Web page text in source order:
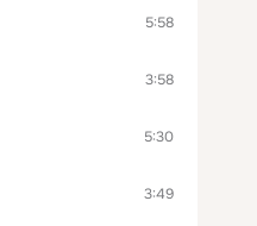
5:58
3:58
5:30
3:49